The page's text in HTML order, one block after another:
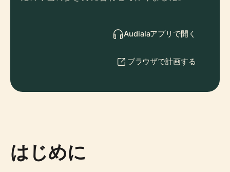
Audialaアプリで開く
ブラウザで計画する
はじめに